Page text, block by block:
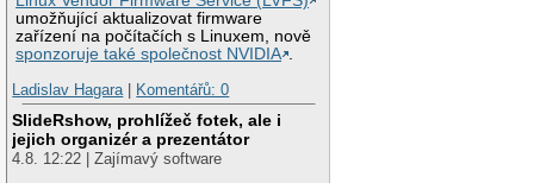
umožňující aktualizovat firmware
zařízení na počítačích s Linuxem, nově
sponzoruje také společnost NVIDIA .
Ladislav Hagara | Komentářů: 0
SlideRshow, prohlížeč fotek, ale i
jejich organizér a prezentátor
4.8. 12:22 | Zajímavý software